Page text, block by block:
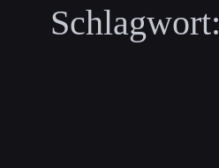
Schlagwort: